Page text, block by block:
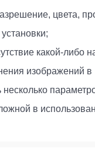
цвета,
какой-либо
изображений
несколько
в